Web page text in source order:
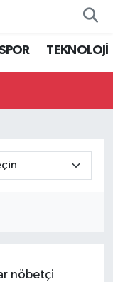
TEKNOLOJİ
nöbetçi